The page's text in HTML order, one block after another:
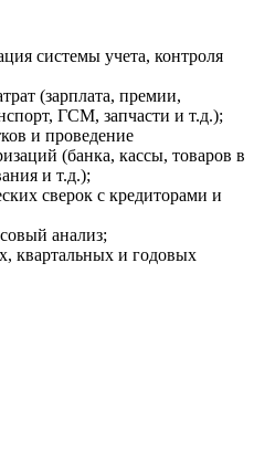
системы учета, контроля
(зарплата, премии,
ГСМ, запчасти и т.д.);
и проведение
(банка, кассы, товаров в
и т.д.);
сверок с кредиторами и
анализ;
квартальных и годовых